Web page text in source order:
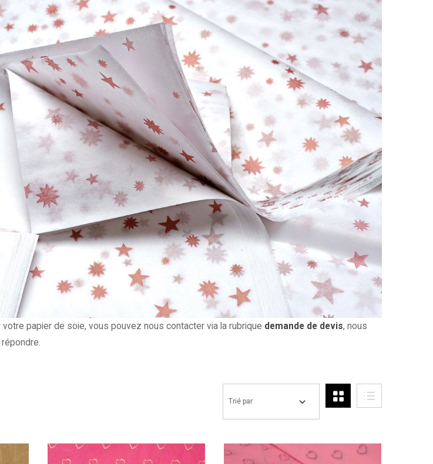
papier de soie, vous pouvez nous contacter via la rubrique demande de devis, nous
Trié par